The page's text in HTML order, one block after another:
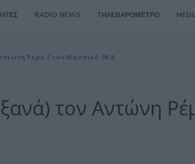
RADIO NEWS ΤΗΛΕΒΑΡΟΜΕΤΡΟ
Ρέμο Στον Μουσικό 98.6
τον Αντώνη